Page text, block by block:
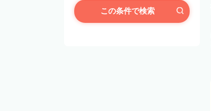
この条件で検索